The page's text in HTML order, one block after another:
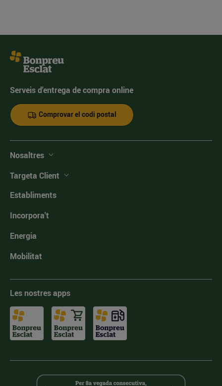
Serveis d'entrega de compra online
Comprovar el codi postal
Nosaltres
Targeta Client
Establiments
Incorpora't
Energia
Mobilitat
Les nostres apps